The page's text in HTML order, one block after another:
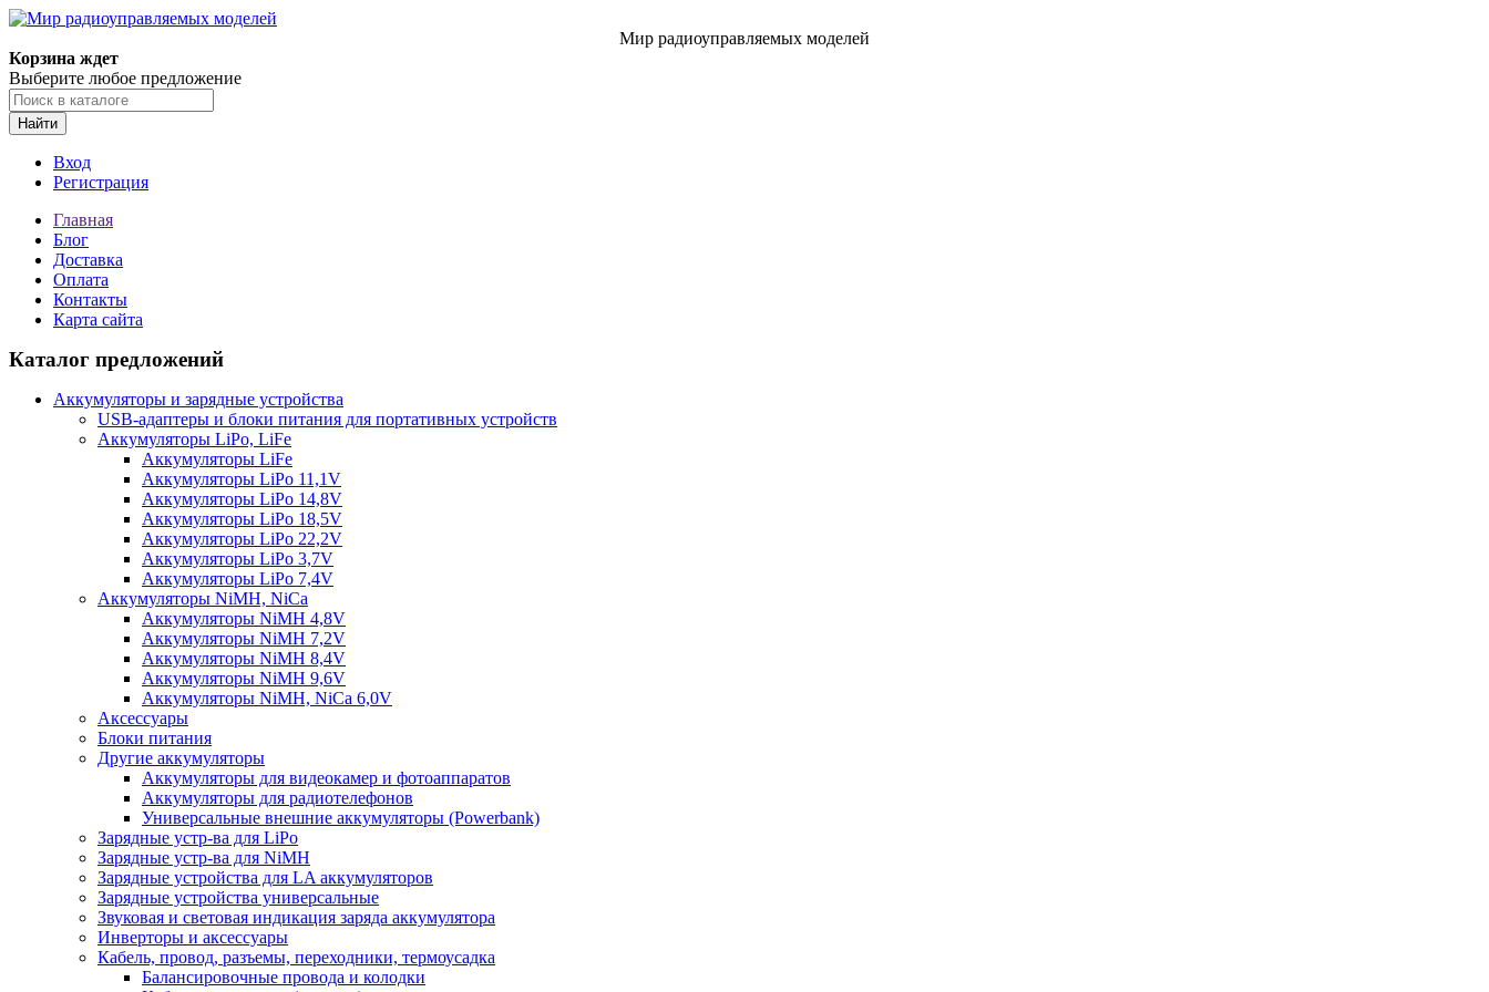
Мир радиоуправляемых моделей
Корзина ждет
Выберите любое предложение
Найти
Вход
Регистрация
Главная
Блог
Доставка
Оплата
Контакты
Карта сайта
Каталог предложений
Аккумуляторы и зарядные устройства
USB-адаптеры и блоки питания для портативных устройств
Аккумуляторы LiPo, LiFe
Аккумуляторы LiFe
Аккумуляторы LiPo 11,1V
Аккумуляторы LiPo 14,8V
Аккумуляторы LiPo 18,5V
Аккумуляторы LiPo 22,2V
Аккумуляторы LiPo 3,7V
Аккумуляторы LiPo 7,4V
Аккумуляторы NiMH, NiCa
Аккумуляторы NiMH 4,8V
Аккумуляторы NiMH 7,2V
Аккумуляторы NiMH 8,4V
Аккумуляторы NiMH 9,6V
Аккумуляторы NiMH, NiCa 6,0V
Аксессуары
Блоки питания
Другие аккумуляторы
Аккумуляторы для видеокамер и фотоаппаратов
Аккумуляторы для радиотелефонов
Универсальные внешние аккумуляторы (Powerbank)
Зарядные устр-ва для LiPo
Зарядные устр-ва для NiMH
Зарядные устройства для LA аккумуляторов
Зарядные устройства универсальные
Звуковая и световая индикация заряда аккумулятора
Инверторы и аксессуары
Кабель, провод, разъемы, переходники, термоусадка
Балансировочные провода и колодки